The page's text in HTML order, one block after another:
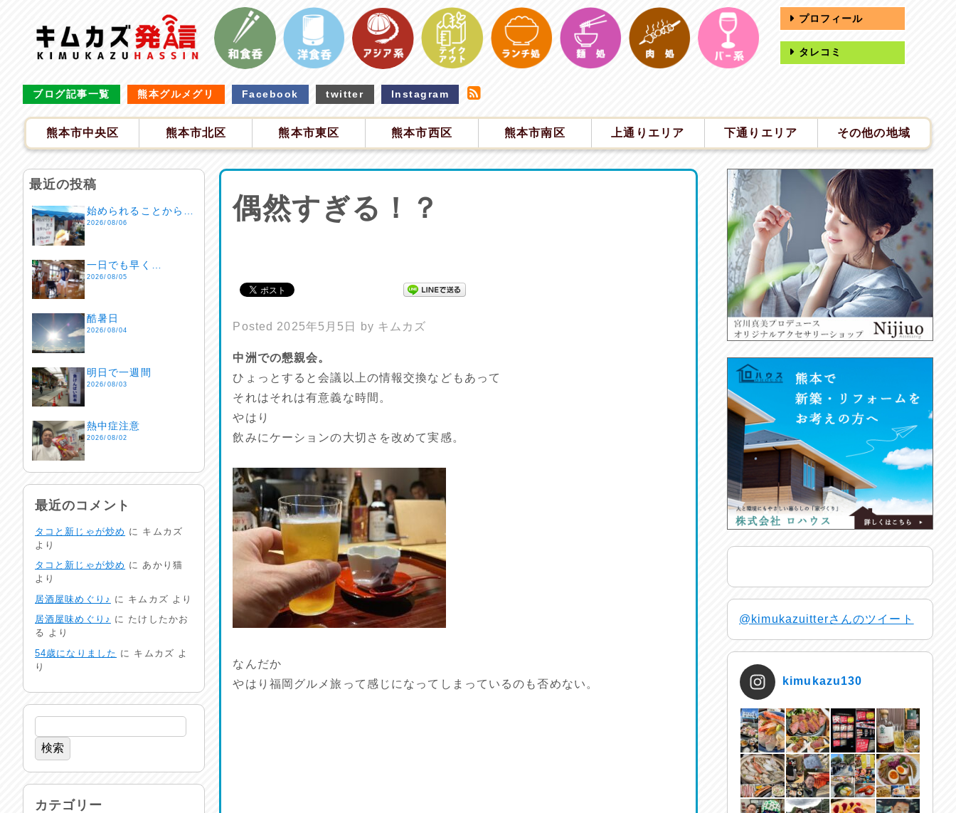
プロフィール
タレコミ
ブログ記事一覧 熊本グルメグリ Facebook twitter Instagram
熊本市中央区 熊本市北区 熊本市東区 熊本市西区 熊本市南区 上通りエリア 下通りエリア その他の地域
偶然すぎる！？
Posted 2025年5月5日 by キムカズ
中洲での懇親会。
ひょっとすると会議以上の情報交換などもあって
それはそれは有意義な時間。
やはり
飲みにケーションの大切さを改めて実感。
なんだか
やはり福岡グルメ旅って感じになってしまっているのも否めない。
@kimukazuitterさんのツイート
kimukazu130
最近の投稿
始められることから…
2026/08/06
一日でも早く…
2026/08/05
酷暑日
2026/08/04
明日で一週間
2026/08/03
熱中症注意
2026/08/02
生活支援情報
2026/07/30
2026/07/29
土用丑の日♪
2026/07/28
呑めや喋れや！
最近のコメント
タコと新じゃが炒め に キムカズ
より
タコと新じゃが炒め にあかり猫
より
居酒屋味めぐり♪ に キムカズ より
居酒屋味めぐり♪ に たけしたかお
る より
54歳になりました に キムカズ よ
り
カテゴリー